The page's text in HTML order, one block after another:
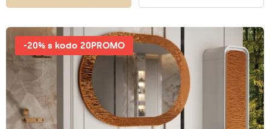
-20% s kodo 20PROMO